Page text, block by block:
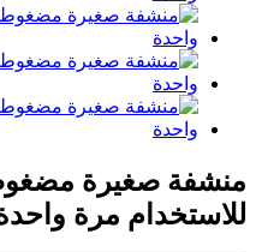
منشفة صغيرة
للاستخدام مرة